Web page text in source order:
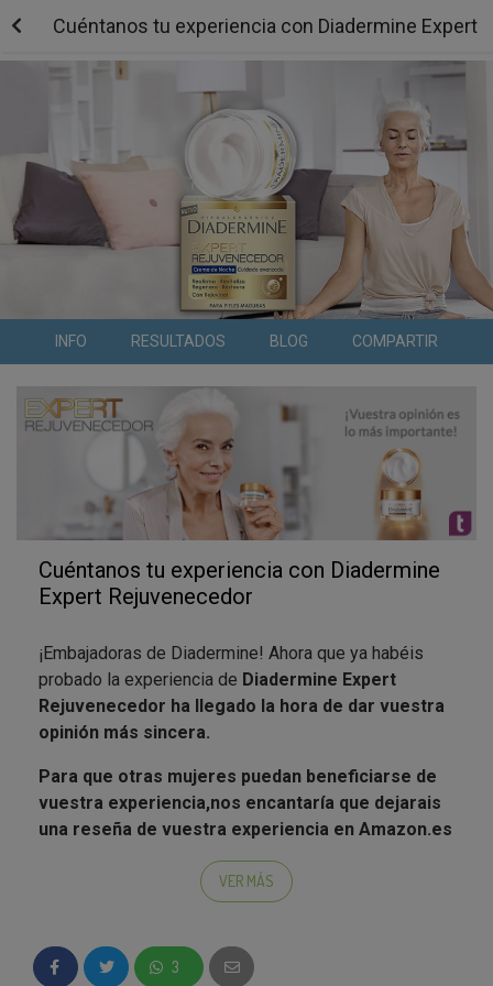
Cuéntanos tu experiencia con Diadermine Expert
INFO RESULTADOS BLOG COMPARTIR
Cuéntanos tu experiencia con Diadermine
Expert Rejuvenecedor
¡Embajadoras de Diadermine! Ahora que ya habéis
probado la experiencia de Diadermine Expert
Rejuvenecedor ha llegado la hora de dar vuestra
opinión más sincera.
Para que otras mujeres puedan beneficiarse de
vuestra experiencia,nos encantaría que dejarais
una reseña de vuestra experiencia en Amazon.es
Doyoo o las redes sociales en las que soléis dejar
vuestras opiniones. Esta es una acción voluntaria que
clientas de Amazon. Tanto estas reseñas como las
VER MÁS
3